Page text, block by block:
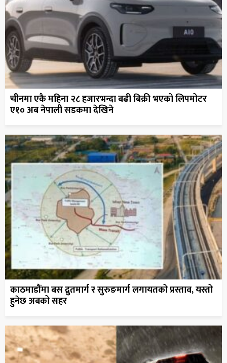
चीनमा एकै महिना २८ हजारभन्दा बढी बिक्री भएको लिपमोटर
ए१० अब नेपाली सडकमा देखिने
काठमाडौंमा बस द्रुतमार्ग र सुरुङमार्ग लगायतको प्रस्ताव, यस्तो
हुनेछ अबको सहर